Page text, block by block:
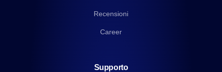
Recensioni
Career
Supporto